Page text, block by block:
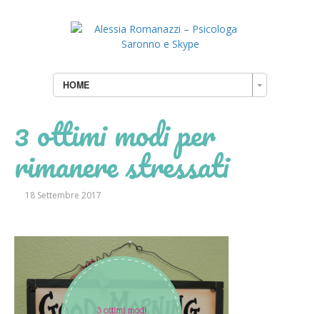
HOME
3 ottimi modi per
rimanere stressati
18 Settembre 2017